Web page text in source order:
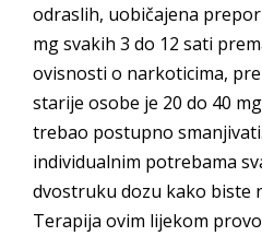
odraslih, uobičajena
mg svakih 3 do 12 sati
ovisnosti o narkoticima,
starije osobe je 20 do 40
trebao postupno
individualnim potrebama
dvostruku dozu kako biste
Terapija ovim lijekom